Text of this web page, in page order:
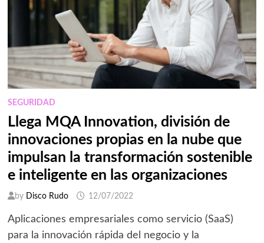
SEGURIDAD
Llega MQA Innovation, división de
innovaciones propias en la nube que
impulsan la transformación sostenible
e inteligente en las organizaciones
by Disco Rudo 12/07/2022
Aplicaciones empresariales como servicio (SaaS)
para la innovación rápida del negocio y la